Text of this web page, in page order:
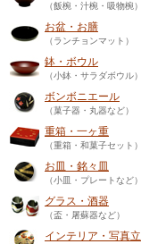
（飯椀・汁椀・吸物椀）
お盆・お膳
（ランチョンマット）
鉢・ボウル
（小鉢・サラダボウル）
ボンボニエール
（菓子器・丸器など）
重箱・一ヶ重
（重箱・和菓子セット）
お皿・銘々皿
（小皿・プレートなど）
グラス・酒器
（盃・屠蘇器など）
インテリア・写真立